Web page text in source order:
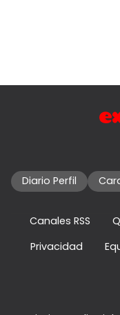
Diario Perfil
Canales RSS
Privacidad